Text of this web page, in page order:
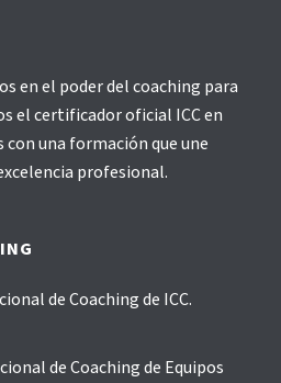
en el poder del coaching para
el certificador oficial ICC en
una formación que une
profesional.
de Coaching de ICC.
de Coaching de Equipos